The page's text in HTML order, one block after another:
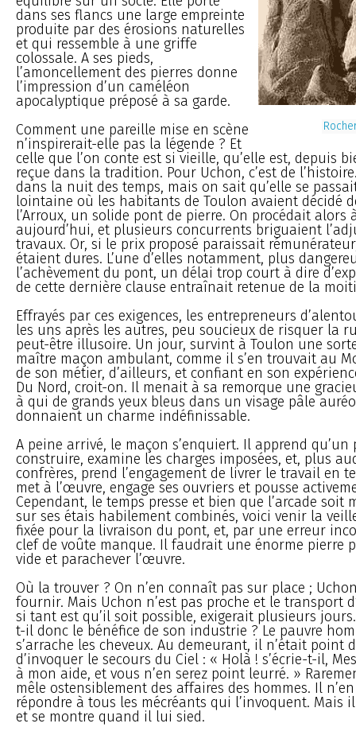
dans ses flancs une large empreinte
produite par des érosions naturelles
et qui ressemble à une griffe
colossale. A ses pieds,
l’amoncellement des pierres donne
l’impression d’un caméléon
apocalyptique préposé à sa garde.
Comment une pareille mise en scène
n’inspirerait-elle pas la légende ? Et
celle que l’on conte est si vieille, qu’elle est, depuis
reçue dans la tradition. Pour Uchon, c’est de
dans la nuit des temps, mais on sait qu’elle se
lointaine où les habitants de Toulon avaient décidé
l’Arroux, un solide pont de pierre. On procédait alors
aujourd’hui, et plusieurs concurrents briguaient
travaux. Or, si le prix proposé paraissait
étaient dures. L’une d’elles notamment, plus
l’achèvement du pont, un délai trop court à dire
de cette dernière clause entraînait retenue de la
Effrayés par ces exigences, les entrepreneurs
les uns après les autres, peu soucieux de risquer la
peut-être illusoire. Un jour, survint à Toulon une
maître maçon ambulant, comme il s’en trouvait au
de son métier, d’ailleurs, et confiant en son
Du Nord, croit-on. Il menait à sa remorque une
à qui de grands yeux bleus dans un visage pâle
donnaient un charme indéfinissable.
A peine arrivé, le maçon s’enquiert. Il apprend qu’un
construire, examine les charges imposées, et, plus
confrères, prend l’engagement de livrer le travail en
met à l’œuvre, engage ses ouvriers et pousse
Cependant, le temps presse et bien que l’arcade soit
sur ses étais habilement combinés, voici venir la
fixée pour la livraison du pont, et, par une erreur
clef de voûte manque. Il faudrait une énorme pierre
vide et parachever l’œuvre.
Où la trouver ? On n’en connaît pas sur place ;
fournir. Mais Uchon n’est pas proche et le transport
si tant est qu’il soit possible, exigerait plusieurs
t-il donc le bénéfice de son industrie ? Le pauvre
s’arrache les cheveux. Au demeurant, il n’était point
d’invoquer le secours du Ciel : « Holà ! s’écrie-t-il,
à mon aide, et vous n’en serez point leurré. »
mêle ostensiblement des affaires des hommes. Il
répondre à tous les mécréants qui l’invoquent. Mais
et se montre quand il lui sied.